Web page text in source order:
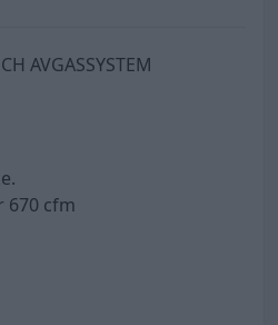
AVGASSYSTEM
670 cfm